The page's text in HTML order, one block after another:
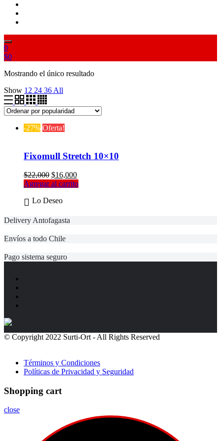
0
$0
Mostrando el único resultado
Show 12 24 36 All
-27% Oferta!
Fixomull Stretch 10×10
$22,000 El
precio
era:
$16,000El
precio
Agregar al carrito
Lo Deseo
Delivery Antofagasta
Envíos a todo Chile
Pago sistema seguro
© Copyright 2022 Surti-Ort - All Rights Reserved
Términos y Condiciones
Políticas de Privacidad y Seguridad
Shopping cart
close